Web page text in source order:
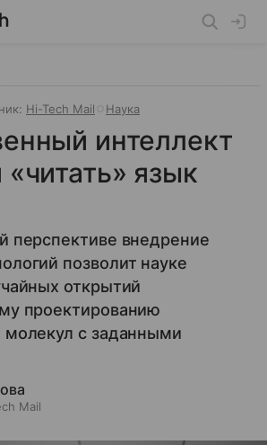
Hi-Tech Mail Наука
интеллект
«читать» язык
перспективе внедрение
позволит науке
открытий
проектированию
молекул с заданными
Mail